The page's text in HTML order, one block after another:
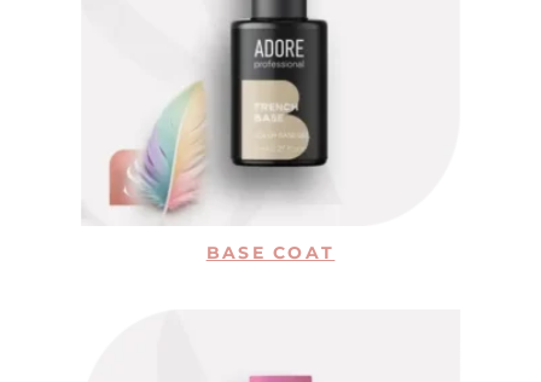
BASE COAT